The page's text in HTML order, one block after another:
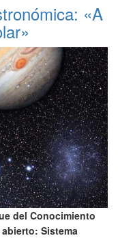
«A
del Conocimiento
Sistema